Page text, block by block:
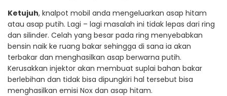
Ketujuh, knalpot mobil anda mengeluarkan asap hitam
atau asap putih. Lagi – lagi masalah ini tidak lepas dari ring
dan silinder. Celah yang besar pada ring menyebabkan
bensin naik ke ruang bakar sehingga di sana ia akan
terbakar dan menghasilkan asap berwarna putih.
Kerusakkan injektor akan membuat suplai bahan bakar
berlebihan dan tidak bisa dipungkiri hal tersebut bisa
menghasilkan emisi Nox dan asap hitam.